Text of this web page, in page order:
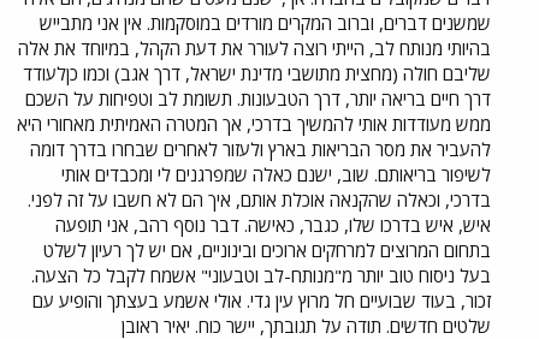
שמשנים דברים, וברוב המקרים מורדים במוסקמות. אין אני מתבייש
בהיותי מנותח לב, הייתי רוצה לעורר את דעת הקהל, במיוחד את אלה
שליבם חולה (מחצית מתושבי מדינת ישראל, דרך אגב) וכמו כןלעודד
דרך חיים בריאה יותר, דרך הטבעונות. תשומת לב וטפיחות על השכם
ממש מעודדות אותי להמשיך בדרכי, אך המטרה האמיתית מאחורי היא
להעביר את מסר הבריאות בארץ ולעזור לאחרים שבחרו בדרך דומה
לשיפור בריאותם. שוב, ישנם כאלה שמפרגנים לי ומכבדים אותי
בדרכי, וכאלה שהקנאה אוכלת אותם, איך הם לא חשבו על זה לפני.
איש, איש בדרכו שלו, כגבר, כאישה. דבר נוסף רהב, אני תופעה
בתחום המרוצים למרחקים ארוכים ובינוניים, אם יש לך רעיון לשלט
בעל ניסוח טוב יותר מ"מנותח-לב וטבעוני" אשמח לקבל כל הצעה.
זכור, בעוד שבועיים חל מרוץ עין גדי. אולי אשמע בעצתך והופיע עם
שלטים חדשים. תודה על תגובתך, יישר כוח. יאיר ראובן